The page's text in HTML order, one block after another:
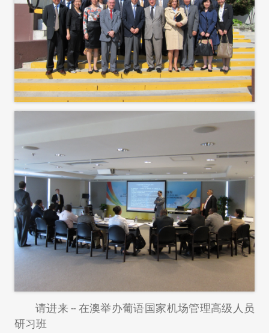
请进来 -- 在澳举办葡语国家机场管理高级人员
研习班